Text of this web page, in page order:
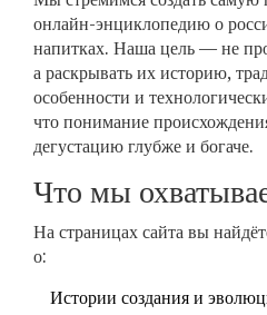
онлайн-энциклопедию о
напитках. Наша цель — не
а раскрывать их историю,
особенности и
что понимание
дегустацию глубже и богаче.
Что мы
На страницах сайта вы
о:
Истории создания и